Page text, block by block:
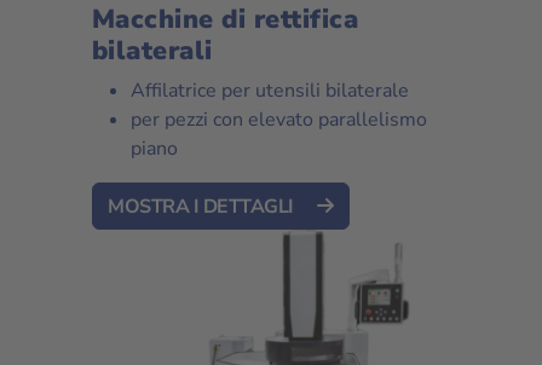
Macchine di rettifica
bilaterali
Affilatrice per utensili bilaterale
per pezzi con elevato parallelismo
piano
MOSTRA I DETTAGLI